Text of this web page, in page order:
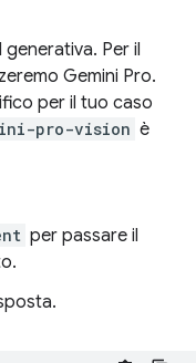
generativa. Per il
Gemini Pro.
per il tuo caso
pro-vision è
per passare il